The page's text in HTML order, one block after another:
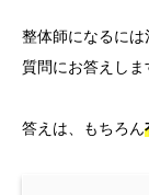
整体師になるに
質問にお答えしま
答えは、もちろん